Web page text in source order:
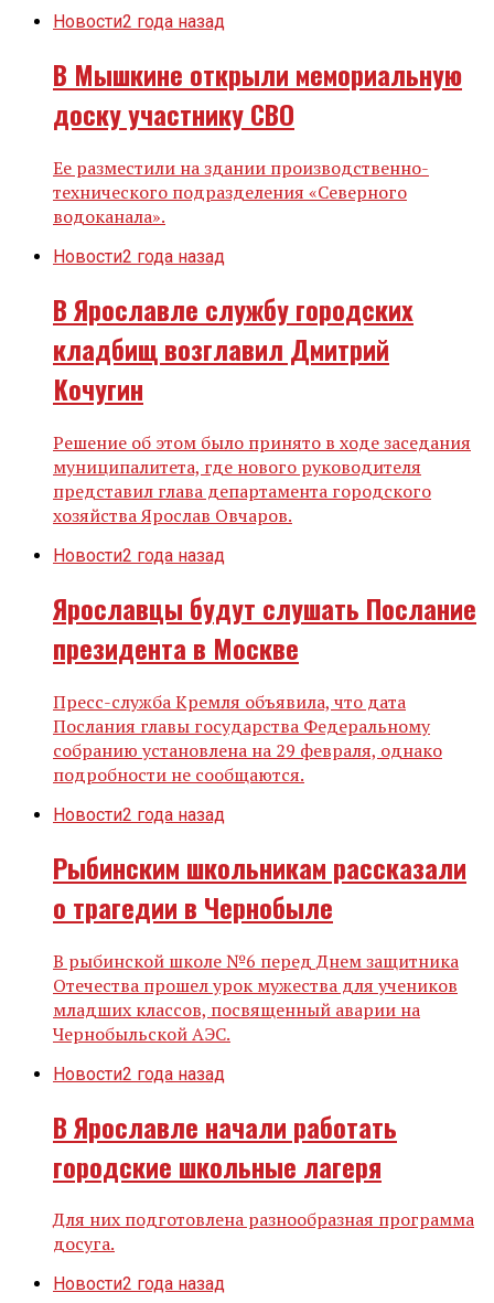
Новости2 года назад
В Мышкине открыли мемориальную
доску участнику СВО
Ее разместили на здании производственно-
технического подразделения «Северного
водоканала».
Новости2 года назад
В Ярославле службу городских
кладбищ возглавил Дмитрий
Кочугин
Решение об этом было принято в ходе заседания
муниципалитета, где нового руководителя
представил глава департамента городского
хозяйства Ярослав Овчаров.
Новости2 года назад
Ярославцы будут слушать Послание
президента в Москве
Пресс-служба Кремля объявила, что дата
Послания главы государства Федеральному
собранию установлена на 29 февраля, однако
подробности не сообщаются.
Новости2 года назад
Рыбинским школьникам рассказали
о трагедии в Чернобыле
В рыбинской школе №6 перед Днем защитника
Отечества прошел урок мужества для учеников
младших классов, посвященный аварии на
Чернобыльской АЭС.
Новости2 года назад
В Ярославле начали работать
городские школьные лагеря
Для них подготовлена разнообразная программа
досуга.
Новости2 года назад